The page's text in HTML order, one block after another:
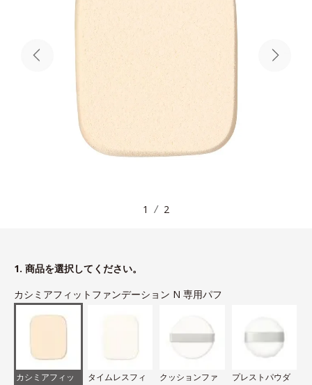
1 2
1. 商品を選択してください。
カシミアフィットファンデーション N 専用パフ
カシミアフィッ
タイムレスフィ
クッションファ
プレストパウダ